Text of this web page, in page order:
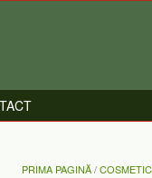
PRIMA PAGINĂ/